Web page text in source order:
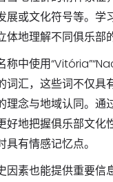
展或文化符号等。学
地理解不同俱乐部
称中使用
词汇，这些词不仅具
理念与地域认同。通
好地把握俱乐部文化
有情感记忆点。
因素也能提供重要信